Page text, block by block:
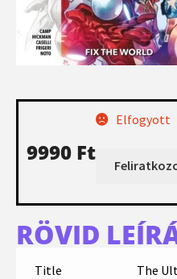
9990 Ft
Elfogyott
RÖVID
Title
The